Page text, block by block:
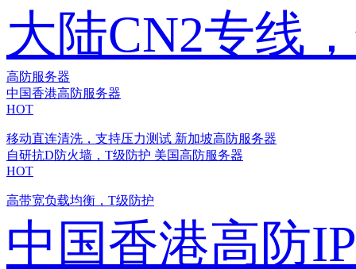
大陆CN2专线
高防服务器
中国香港高防服务器
HOT
移动直连清洗，支持压力测试 新加坡高防服务器
自研抗D防火墙，T级防护 美国高防服务器
HOT
高带宽负载均衡，T级防护
中国香港高防IP